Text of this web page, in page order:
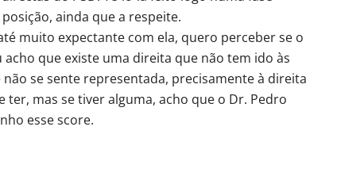
ainda que a respeite.
muito expectante com ela, quero perceber se o
que existe uma direita que não tem ido às
se sente representada, precisamente à direita
ter, mas se tiver alguma, acho que o Dr. Pedro
esse score.